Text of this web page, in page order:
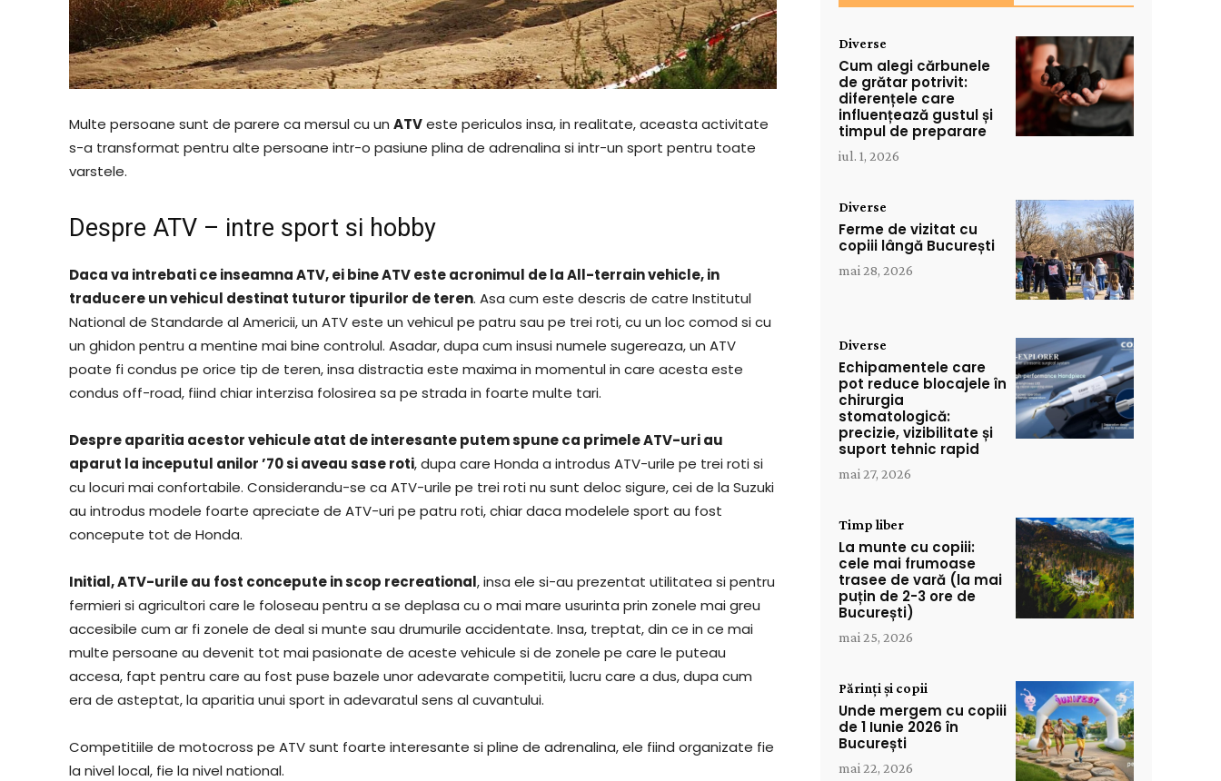
Multe persoane sunt de parere ca mersul cu un ATVeste periculos insa, in realitate, aceasta activitate
s-a transformat pentru alte persoane intr-o pasiune plina de adrenalina si intr-un sport pentru toate
varstele.
Despre ATV – intre sport si hobby
Daca va intrebati ce inseamna ATV, ei bine ATV este acronimul de la All-terrain vehicle, in
traducere un vehicul destinat tuturor tipurilor de teren. Asa cum este descris de catre Institutul
National de Standarde al Americii, un ATV este un vehicul pe patru sau pe trei roti, cu un loc comod si cu
un ghidon pentru a mentine mai bine controlul. Asadar, dupa cum insusi numele sugereaza, un ATV
poate fi condus pe orice tip de teren, insa distractia este maxima in momentul in care acesta este
condus off-road, fiind chiar interzisa folosirea sa pe strada in foarte multe tari.
Despre aparitia acestor vehicule atat de interesante putem spune ca primele ATV-uri au
aparut la inceputul anilor ’70 si aveau sase roti, dupa care Honda a introdus ATV-urile pe trei roti si
cu locuri mai confortabile. Considerandu-se ca ATV-urile pe trei roti nu sunt deloc sigure, cei de la Suzuki
au introdus modele foarte apreciate de ATV-uri pe patru roti, chiar daca modelele sport au fost
concepute tot de Honda.
Initial, ATV-urile au fost concepute in scop recreational, insa ele si-au prezentat utilitatea si pentru
fermieri si agricultori care le foloseau pentru a se deplasa cu o mai mare usurinta prin zonele mai greu
accesibile cum ar fi zonele de deal si munte sau drumurile accidentate. Insa, treptat, din ce in ce mai
multe persoane au devenit tot mai pasionate de aceste vehicule si de zonele pe care le puteau
accesa, fapt pentru care au fost puse bazele unor adevarate competitii, lucru care a dus, dupa cum
era de asteptat, la aparitia unui sport in adevaratul sens al cuvantului.
Competitiile de motocross pe ATV sunt foarte interesante si pline de adrenalina, ele fiind organizate fie
la nivel local, fie la nivel national.
Diverse
Cum alegi cărbunele
de grătar potrivit:
diferențele care
influențează gustul și
timpul de preparare
iul. 1, 2026
Diverse
Ferme de vizitat cu
copiii lângă București
mai 28, 2026
Diverse
Echipamentele care
pot reduce blocajele în
chirurgia
stomatologică:
precizie, vizibilitate și
suport tehnic rapid
mai 27, 2026
Timp liber
La munte cu copiii:
cele mai frumoase
trasee de vară (la mai
puțin de 2-3 ore de
București)
mai 25, 2026
Părinți și copii
Unde mergem cu copiii
de 1 Iunie 2026 în
București
mai 22, 2026